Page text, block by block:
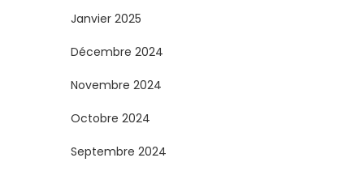
i
o
n
s
Janvier 2025
Décembre 2024
Novembre 2024
Octobre 2024
Septembre 2024